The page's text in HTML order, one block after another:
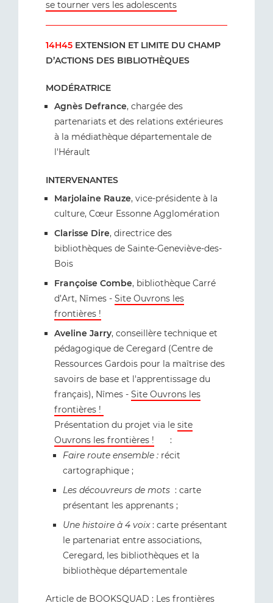
se tourner vers les adolescents
14H45 EXTENSION ET LIMITE DU CHAMP
D’ACTIONS DES BIBLIOTHÈQUES
MODÉRATRICE
Agnès Defrance, chargée des
partenariats et des relations extérieures
à la médiathèque départementale de
l'Hérault
INTERVENANTES
Marjolaine Rauze, vice-présidente à la
culture, Cœur Essonne Agglomération
Clarisse Dire, directrice des
bibliothèques de Sainte-Geneviève-des-
Bois
Françoise Combe, bibliothèque Carré
d’Art, Nîmes - Site Ouvrons les
frontières !
Aveline Jarry, conseillère technique et
pédagogique de Ceregard (Centre de
Ressources Gardois pour la maîtrise des
savoirs de base et l'apprentissage du
français), Nîmes - Site Ouvrons les
frontières !
Présentation du projet via le site
Ouvrons les frontières !
:
Faire route ensemble : récit
cartographique ;
Les découvreurs de mots : carte
présentant les apprenants ;
Une histoire à 4 voix: carte présentant
le partenariat entre associations,
Ceregard, les bibliothèques et la
bibliothèque départementale
Article de BOOKSQUAD : Les frontières